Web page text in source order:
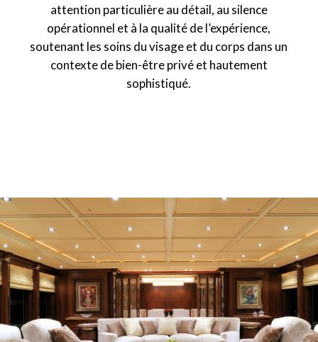
attention particulière au détail, au silence
opérationnel et à la qualité de l’expérience,
soutenant les soins du visage et du corps dans un
contexte de bien-être privé et hautement
sophistiqué.